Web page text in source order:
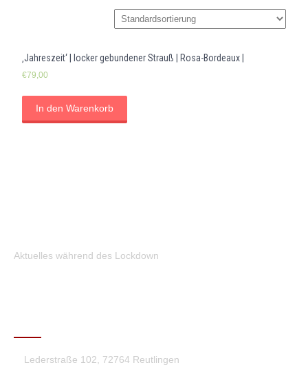
‚Jahreszeit‘ | locker gebundener Strauß | Rosa-Bordeaux |
€79,00
In den Warenkorb
Aktuelles während des Lockdown
Lederstraße 102, 72764 Reutlingen